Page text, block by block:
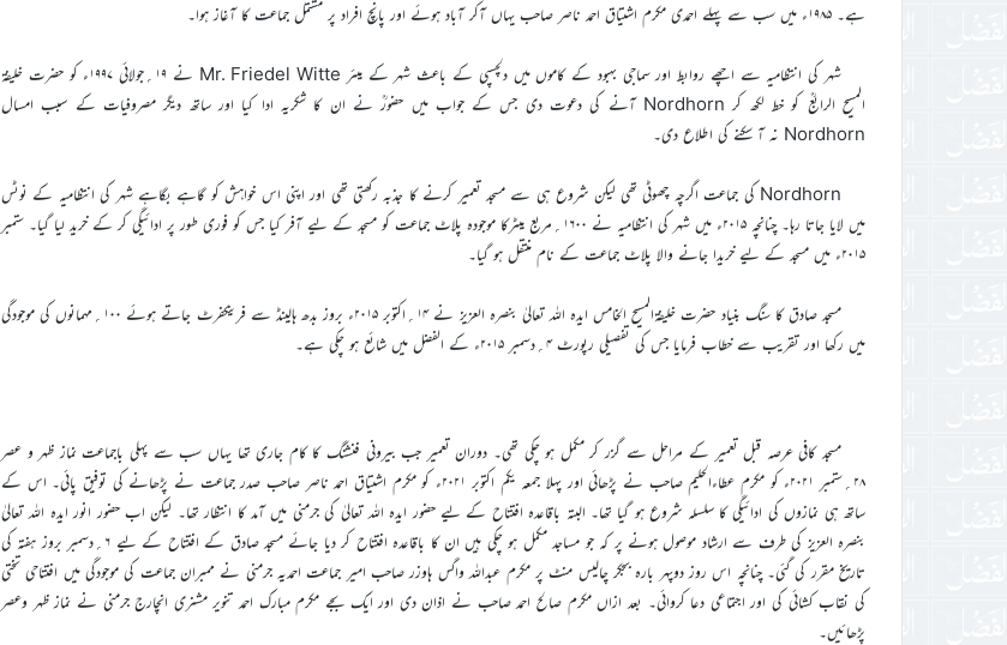
ہے۔ ۱۹۸۵ء میں سب سے پہلے احمدی مکرم اشتیاق احمد ناصر صاحب یہاں آکر آباد ہوئے اور پانچ افراد پر مشتمل جماعت کا آغاز ہوا۔
شہر کی انتظامیہ سے اچھے روابط اور سماجی بہبود کے کاموں میں دلچسپی کے باعث شہر کے ميئر Mr. Friedel Witte نے ۱۹؍جولائی ۱۹۹۷ء کو حضرت خلیفۃ
المسیح الرابعؒ کو خط لکھ کر Nordhorn آنے کی دعوت دی جس کے جواب میں حضورؒ نے ان کا شکریہ ادا کیا اور ساتھ دیگر مصروفیات کے سبب امسال
Nordhorn نہ آ سکنے کی اطلاع دی۔
Nordhorn کی جماعت اگرچہ چھوٹی تھی لیکن شروع ہی سے مسجد تعمیر کرنے کا جذبہ رکھتی تھی اور اپنی اس خواہش کو گاہے بگاہے شہر کی انتظامیہ کے نوٹس
میں لایا جاتا رہا۔ چنانچہ ۲۰۱۵ء میں شہر کی انتظامیہ نے ۱۶۰۰؍مربع میٹرکا موجودہ پلاٹ جماعت کو مسجد کے ليے آفر کیا جس کو فوری طور پر ادائیگی کر کے خرید لیا گیا۔ ستمبر
۲۰۱۵ء میں مسجد کے ليے خریدا جانے والا پلاٹ جماعت کے نام منتقل ہو گیا۔
مسجد صادق کا سنگ بنیاد حضرت خلیفۃالمسیح الخامس ایدہ اللہ تعالیٰ بنصرہ العزیز نے ۱۴؍اکتوبر ۲۰۱۵ء بروز بدھ ہالینڈ سے فرینکفرٹ جاتے ہوئے ۱۰۰؍مہمانوں کی موجودگی
میں رکھا اور تقریب سے خطاب فرمایا جس کی تفصیلی رپورٹ ۴؍دسمبر ۲۰۱۵ء کے الفضل میں شائع ہو چکی ہے۔
مسجد کافی عرصہ قبل تعمیر کے مراحل سے گزر کر مکمل ہو چکی تھی۔ دوران تعمیر جب بیرونی فنشنگ کا کام جاری تھا یہاں سب سے پہلی باجماعت نماز ظہر و عصر
۲۸؍ستمبر ۲۰۲۱ء کو مکرم عطاءالحلیم صاحب نے پڑھائی اور پہلا جمعہ یکم اکتوبر ۲۰۲۱ء کو مکرم اشتیاق احمد ناصر صاحب صدر جماعت نے پڑھانے کی توفیق پائی۔ اس کے
ساتھ ہی نمازوں کی ادائیگی کا سلسلہ شروع ہو گیا تھا۔ البتہ باقاعدہ افتتاح کے ليے حضور ایدہ اللہ تعالیٰ کی جرمنی میں آمد کا انتظار تھا۔ لیکن اب حضور انور ایدہ اللہ تعالیٰ
بنصرہ العزیز کی طرف سے ارشاد موصول ہونے پر کہ جو مساجد مکمل ہو چکی ہیں ان کا باقاعدہ افتتاح کر دیا جائے مسجد صادق کے افتتاح کے لیے ۶؍دسمبر بروز ہفتہ کی
تاریخ مقرر کی گئی۔ چنانچہ اس روز دوپہر بارہ بجکر چالیس منٹ پر مکرم عبداللہ واگس ہاوزر صاحب امیر جماعت احمدیہ جرمنی نے ممبران جماعت کی موجودگی میں افتتاحی تختی
کی نقاب کشائی کی اور اجتماعی دعا کروائی۔ بعد ازاں مکرم صالح احمد صاحب نے اذان دی اور ایک بجے مکرم مبارک احمد تنویر مشنری انچارج جرمنی نے نماز ظہر وعصر
پڑھائیں۔